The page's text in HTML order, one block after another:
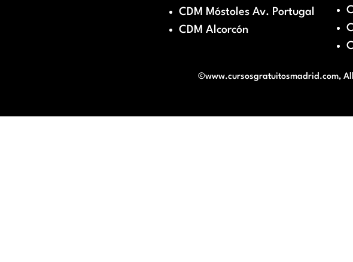
CDM Móstoles Av. Portugal
CDM Alcorcón
©www.cursosgratuitosmadrid.com,